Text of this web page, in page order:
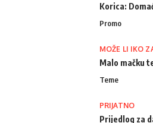
Korica:
Promo
MOŽE LI IKO
Malo mačku
Teme
PRIJATNO
Prijedlog za